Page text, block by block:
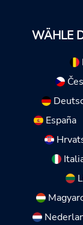
WÄHLE
España